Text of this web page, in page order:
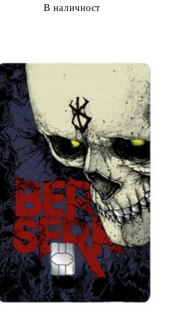
В наличност